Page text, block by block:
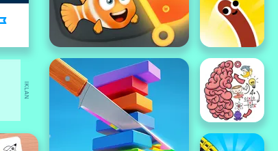
IKLAN